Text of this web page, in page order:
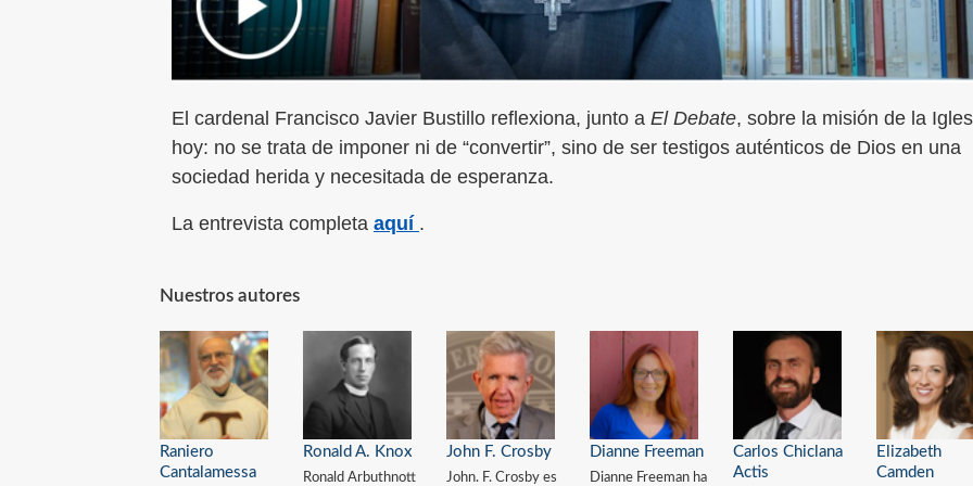
El cardenal Francisco Javier Bustillo reflexiona, junto a El Debate, sobre la misión de la
hoy: no se trata de imponer ni de “convertir”, sino de ser testigos auténticos de Dios en una
sociedad herida y necesitada de esperanza.
La entrevista completa aquí .
Nuestros autores
Raniero
Cantalamessa
Ronald A. Knox
Ronald Arbuthnott
John F. Crosby
John. F. Crosby es
Dianne Freeman
Dianne Freeman ha
Carlos Chiclana
Actis
Elizabeth
Camden